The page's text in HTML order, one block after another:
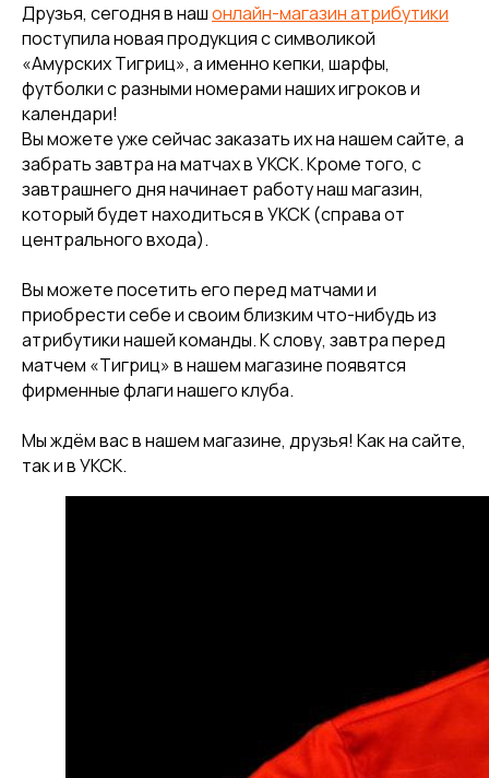
Друзья, сегодня в нашонлайн-магазин атрибутики
поступила новая продукция с символикой
«Амурских Тигриц», а именно кепки, шарфы,
футболки с разными номерами наших игроков и
календари!
Вы можете уже сейчас заказать их на нашем сайте, а
забрать завтра на матчах в УКСК. Кроме того, с
завтрашнего дня начинает работу наш магазин,
который будет находиться в УКСК (справа от
центрального входа).
Вы можете посетить его перед матчами и
приобрести себе и своим близким что-нибудь из
атрибутики нашей команды. К слову, завтра перед
матчем «Тигриц» в нашем магазине появятся
фирменные флаги нашего клуба.
Мы ждём вас в нашем магазине, друзья! Как на сайте,
так и в УКСК.